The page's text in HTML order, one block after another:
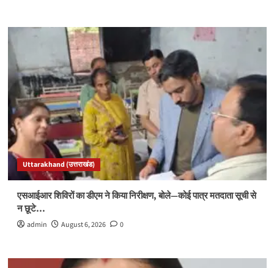
Uttarakhand (उत्तराखंड)
एसआईआर शिविरों का डीएम ने किया निरीक्षण, बोले—कोई पात्र मतदाता सूची से
न छूटे…
admin August 6, 2026 0